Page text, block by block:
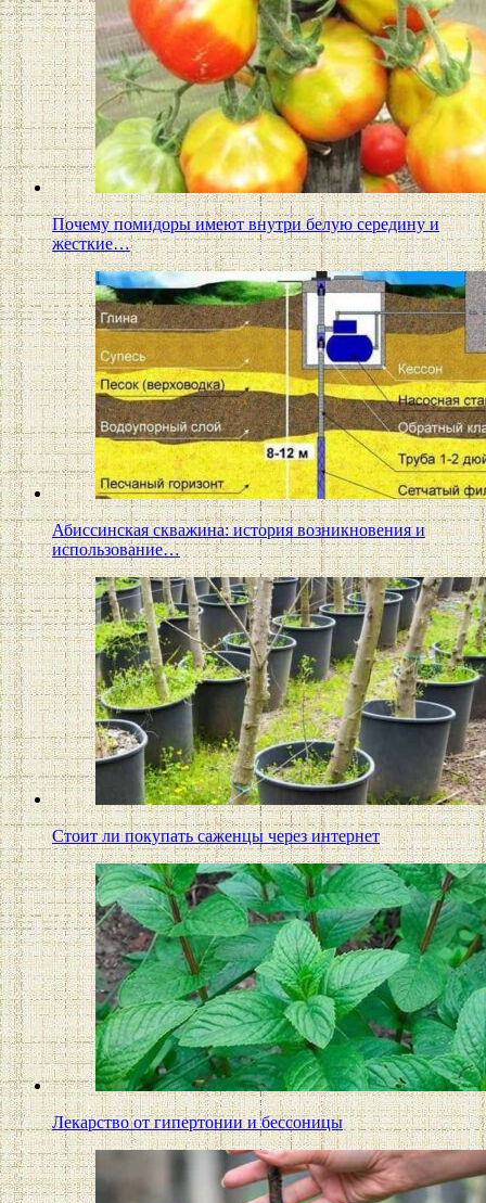
Почему помидоры имеют внутри белую середину и
жесткие…
Абиссинская скважина: история возникновения и
использование…
Стоит ли покупать саженцы через интернет
Лекарство от гипертонии и бессоницы